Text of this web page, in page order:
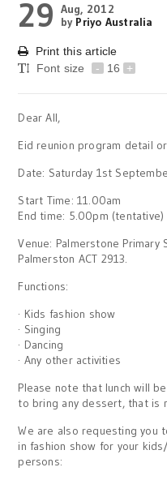
29 Aug, 2012
by Priyo Australia
Print this article
Font size
- 16 +
Dear All,
Eid reunion program detail
Date: Saturday 1st
Start Time: 11.00am
End time: 5.00pm (tentative)
Venue: Palmerstone Primary
Palmerston ACT 2913.
Functions:
· Kids fashion show
· Singing
· Dancing
· Any other activities
Please note that lunch will
to bring any dessert, that is
We are also requesting you
in fashion show for your
persons: